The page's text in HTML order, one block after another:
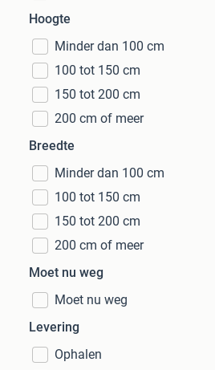
Hoogte
Minder dan 100 cm
100 tot 150 cm
150 tot 200 cm
200 cm of meer
Breedte
Minder dan 100 cm
100 tot 150 cm
150 tot 200 cm
200 cm of meer
Moet nu weg
Moet nu weg
Levering
Ophalen